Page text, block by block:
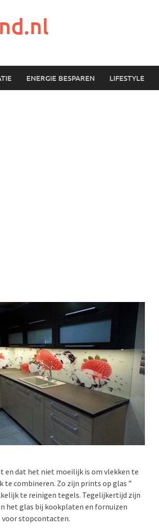
ENERGIE BESPAREN LIFESTYLE
en dat het niet moeilijk is om vlekken te
combineren. Zo zijn prints op glas ”
te reinigen tegels. Tegelijkertijd zijn
het glas bij kookplaten en fornuizen
voor stopcontacten.